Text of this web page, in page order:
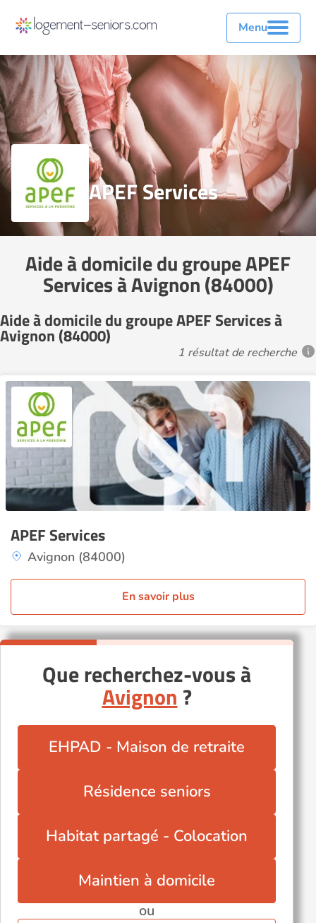
Menu
APEF Services
Aide à domicile du groupe APEF
Services à Avignon (84000)
Aide à domicile du groupe APEF Services à
Avignon (84000)
1 résultat de recherche
APEF Services
Avignon (84000)
En savoir plus
Que recherchez-vous à
Avignon ?
EHPAD - Maison de retraite
Résidence seniors
Habitat partagé - Colocation
Maintien à domicile
ou